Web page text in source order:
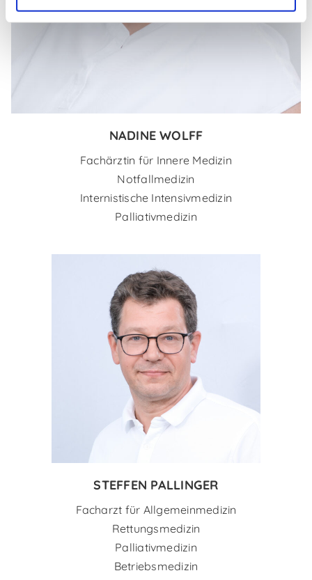
NADINE WOLFF
Fachärztin für Innere Medizin
Notfallmedizin
Internistische Intensivmedizin
Palliativmedizin
STEFFEN PALLINGER
Facharzt für Allgemeinmedizin
Rettungsmedizin
Palliativmedizin
Betriebsmedizin